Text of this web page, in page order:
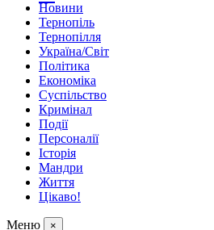
Новини
Тернопіль
Тернопілля
Україна/Світ
Політика
Економіка
Суспільство
Кримінал
Події
Персоналії
Історія
Мандри
Життя
Цікаво!
Меню ×